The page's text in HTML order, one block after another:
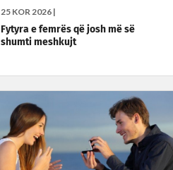
25 KOR 2026 |
Fytyra e femrës që josh më së
shumti meshkujt